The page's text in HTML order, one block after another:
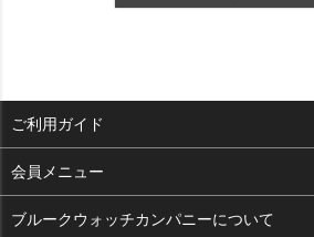
ご利用ガイド
よくある質問
支払い・送料
会員メニュー
ログイン
ブルークウォッチカンパニーについて